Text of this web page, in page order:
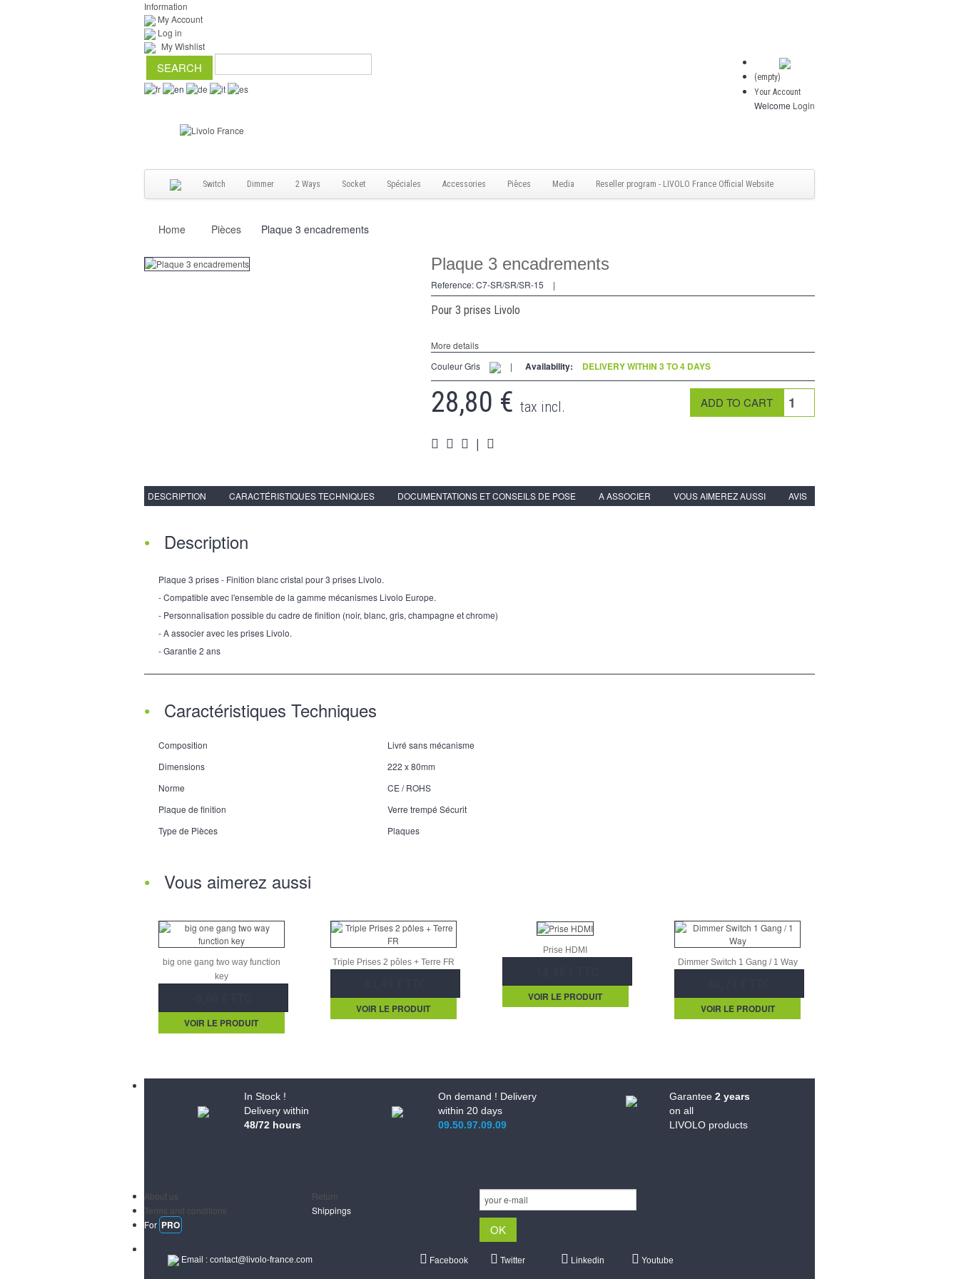
Information
My Account
Log in
My Wishlist
(empty)
Your Account
Welcome Login
Switch Dimmer 2 Ways Socket Spéciales Accessories Pièces Media Reseller program - LIVOLO France Official Website
Home Pièces Plaque 3 encadrements
Plaque 3 encadrements
Reference:C7-SR/SR/SR-15 |
Pour 3 prises Livolo
More details
Couleur Gris
| Availability: DELIVERY WITHIN 3 TO 4 DAYS
28,80 € tax incl.
|
DESCRIPTION CARACTÉRISTIQUES TECHNIQUES DOCUMENTATIONS ET CONSEILS DE POSE A ASSOCIER VOUS AIMEREZ AUSSI AVIS
Description
Plaque 3 prises - Finition blanc cristal pour 3 prises Livolo.
- Compatible avec l'ensemble de la gamme mécanismes Livolo Europe.
- Personnalisation possible du cadre de finition (noir, blanc, gris, champagne et chrome)
- A associer avec les prises Livolo.
- Garantie 2 ans
Caractéristiques Techniques
Composition
Livré sans mécanisme
Dimensions
222 x 80mm
Norme
CE / ROHS
Plaque de finition
Verre trempé Sécurit
Type de Pièces
Plaques
Vous aimerez aussi
big one gang two way function
key
VOIR LE PRODUIT
Triple Prises 2 pôles + Terre FR
VOIR LE PRODUIT
Prise HDMI
VOIR LE PRODUIT
Dimmer Switch 1 Gang / 1 Way
VOIR LE PRODUIT
In Stock !
Delivery within
48/72 hours
On demand ! Delivery
within 20 days
09.50.97.09.09
Garantee2 years
on all
LIVOLO products
About us
Terms and conditions
For PRO
Return
Shippings
Email :contact@livolo-france.com Facebook Twitter Linkedin Youtube